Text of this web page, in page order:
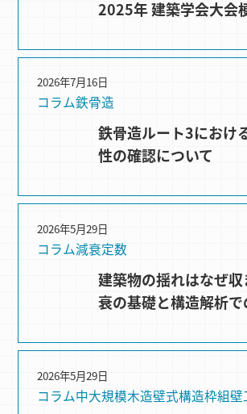
2025年 建築学会大会
コラム鉄骨造
2026年7月16日
鉄骨造ルート3におけ
性の確認について
コラム減衰定数
2026年5月29日
建築物の揺れはなぜ
衰の基礎と構造解析
コラム中大規模木造壁式構造枠組壁
2026年5月29日